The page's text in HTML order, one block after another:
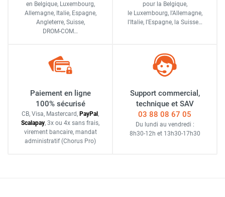
en Belgique, Luxembourg,
Allemagne, Italie, Espagne,
Angleterre, Suisse,
DROM-COM…
pour la Belgique,
le Luxembourg, l'Allemagne,
l'Italie, l'Espagne, la Suisse…
Paiement en ligne
100% sécurisé
CB, Visa, Mastercard, PayPal ,
Scalapay, 3x ou 4x sans frais,
virement bancaire, mandat
administratif (Chorus Pro)
Support commercial,
technique et SAV
03 88 08 67 05
Du lundi au vendredi :
8h30-12h et 13h30-17h30